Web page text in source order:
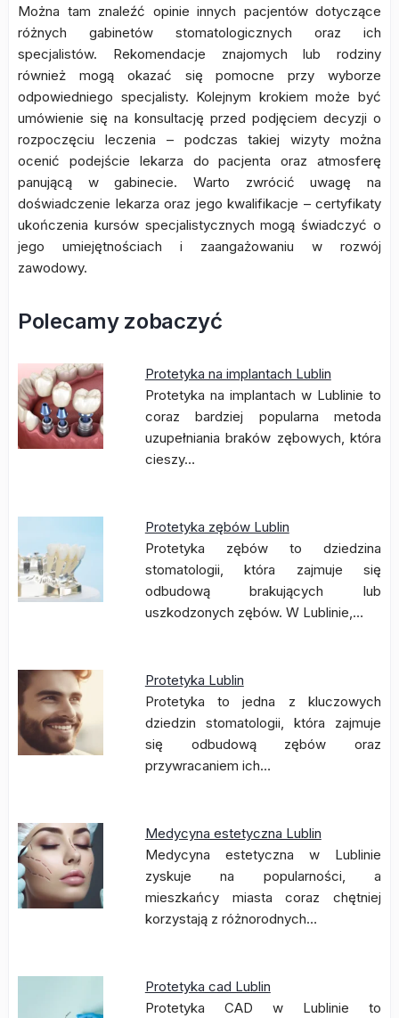
Można tam znaleźć opinie innych pacjentów dotyczące
różnych gabinetów stomatologicznych oraz ich
specjalistów. Rekomendacje znajomych lub rodziny
również mogą okazać się pomocne przy wyborze
odpowiedniego specjalisty. Kolejnym krokiem może być
umówienie się na konsultację przed podjęciem decyzji o
rozpoczęciu leczenia – podczas takiej wizyty można
ocenić podejście lekarza do pacjenta oraz atmosferę
panującą w gabinecie. Warto zwrócić uwagę na
doświadczenie lekarza oraz jego kwalifikacje – certyfikaty
ukończenia kursów specjalistycznych mogą świadczyć o
jego umiejętnościach i zaangażowaniu w rozwój
zawodowy.
Polecamy zobaczyć
Protetyka na implantach Lublin
Protetyka na implantach w Lublinie to
coraz bardziej popularna metoda
uzupełniania braków zębowych, która
cieszy…
Protetyka zębów Lublin
Protetyka zębów to dziedzina
stomatologii, która zajmuje się
odbudową brakujących lub
uszkodzonych zębów. W Lublinie,…
Protetyka Lublin
Protetyka to jedna z kluczowych
dziedzin stomatologii, która zajmuje
się odbudową zębów oraz
przywracaniem ich…
Medycyna estetyczna Lublin
Medycyna estetyczna w Lublinie
zyskuje na popularności, a
mieszkańcy miasta coraz chętniej
korzystają z różnorodnych…
Protetyka cad Lublin
Protetyka CAD w Lublinie to